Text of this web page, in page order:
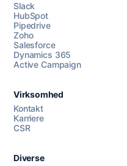
Chat med os
AI Campaign Assist
Slack
HubSpot
Pipedrive
Zoho
Salesforce
Dynamics 365
Active Campaign
Virksomhed
Kontakt
Karriere
CSR
Diverse